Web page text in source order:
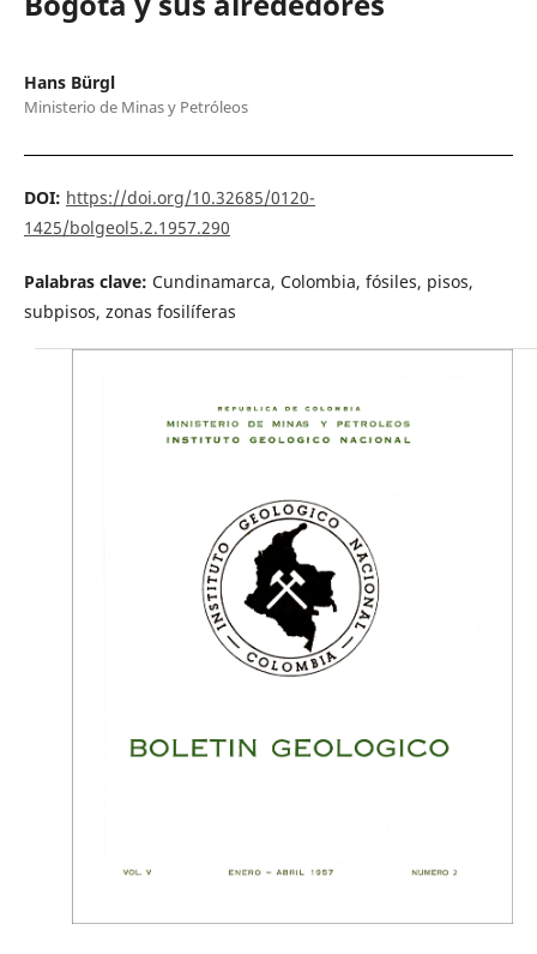
Hans Bürgl
Ministerio de Minas y Petróleos
DOI: https://doi.org/10.32685/0120-
1425/bolgeol5.2.1957.290
Palabras clave: Cundinamarca, Colombia, fósiles, pisos,
subpisos, zonas fosilíferas